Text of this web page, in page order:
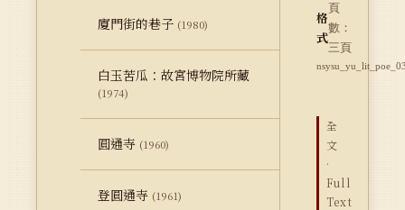
廈門街的巷子 (1980)
白玉苦瓜：故宮博物院所藏
(1974)
圓通寺 (1960)
登圓通寺 (1961)
格
式
頁
數：
三頁
全
文
·
Full
Text